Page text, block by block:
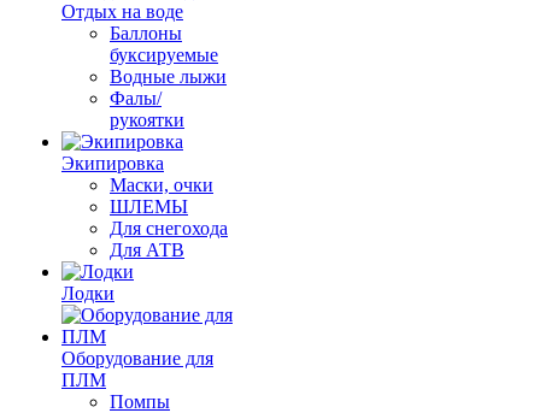
Отдых на воде
Баллоны
буксируемые
Водные лыжи
Фалы/
рукоятки
Экипировка
Маски, очки
ШЛЕМЫ
Для снегохода
Для АТВ
Лодки
Оборудование для
ПЛМ
Помпы